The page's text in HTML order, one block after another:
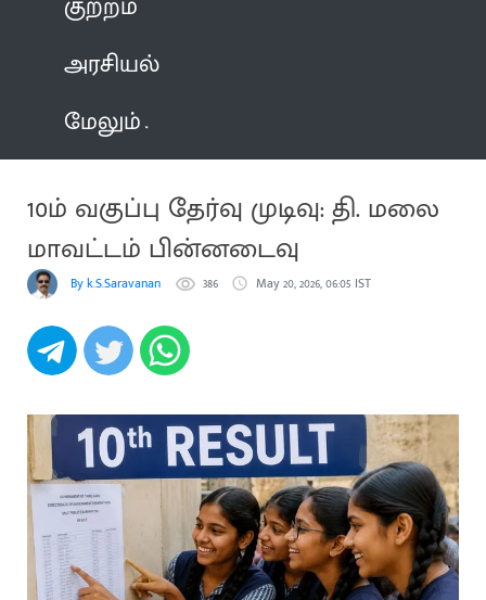
அரசியல்
மேலும்
10ம் வகுப்பு தேர்வு முடிவு: தி. மலை
மாவட்டம் பின்னடைவு
By k.S.Saravanan 386 May 20, 2026, 06:05 IST